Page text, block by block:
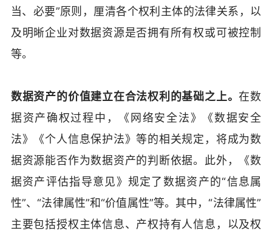
当、必要”原则，厘清各个权利主体的法律关系，以
及明晰企业对数据资源是否拥有所有权或可被控制
等。
数据资产的价值建立在合法权利的基础之上。在数
据资产确权过程中，《网络安全法》《数据安全
法》《个人信息保护法》等的相关规定，将成为数
据资源能否作为数据资产的判断依据。此外，《数
据资产评估指导意见》规定了数据资产的“信息属
性”、“法律属性”和“价值属性”等。其中，“法律属性”
主要包括授权主体信息、产权持有人信息，以及权